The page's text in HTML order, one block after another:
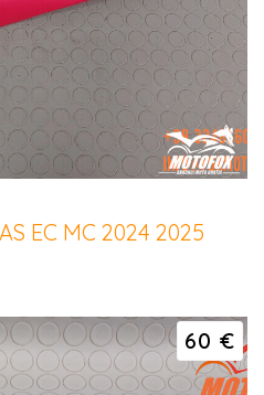
EC MC 2024 2025
60 €